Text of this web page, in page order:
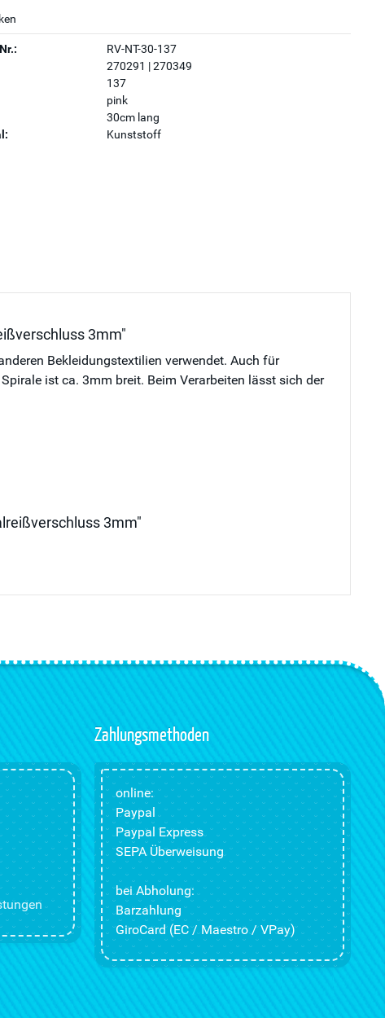
RV-NT-30-137
270291 | 270349
137
pink
30cm lang
Kunststoff
3mm"
Bekleidungstextilien verwendet. Auch für
ist ca. 3mm breit. Beim Verarbeiten lässt sich der
3mm"
Zahlungsmethoden
online:
Paypal
Paypal Express
SEPA Überweisung
bei Abholung:
Barzahlung
GiroCard (EC / Maestro / VPay)